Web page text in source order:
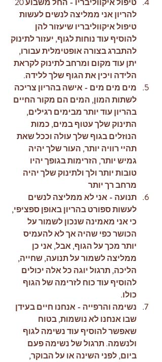
להריון אני ממליצה לנשים לעשות
טיפול איקווליבריו שיעזור להן
להוסיף עוד נוחות לגוף, יעזור לתינוק
להתברג בצורה אופטימלית עבורו,
יתן עוד מקום ומרחב לתינוק לקראת
הלידה ויכין את הגוף שלך ללידה.
מים מים מים - אישה בהריון צריכה
לשתות המון, המים הם מקור החיים
בהריון עוד יותר מבימים רגילים,
התינוק שלך עטוף במים, כמות
הנוזלים בגוף שלך עולה וככל שאת
תהיי רוויה יותר, העור שלך יהיה
גמיש יותר, הזרימות בגופך יהיו
טובות יותר ולך ולתינוק שלך יהיה
מרחב רך יותר
תנועה - אני לא ממליצה לנשים
לעשות ספורט בהריון באופן ספציפי,
כי אני מאמינה שנכון לשמור על
הכושר כפי שהיה אך לא להעמיס
יותר מכך על הגוף, אבל, אני כן
ממליצה לשמור על תנועה, שחייה,
הליכה, תרגול יוגה כל אלה יכולים
להוסיף עוד כוח לזרימה של הגוף
כולו.
נשימה והרפייה - אנחנו חיים בעידן
שבו אנחנו לא נושמות, בטוח
שאפשר להוסיף עוד נשימה לגוף
ולנשמה. תרגול של נשימה פעם
ביום, לפני השינה או על הבוקר,